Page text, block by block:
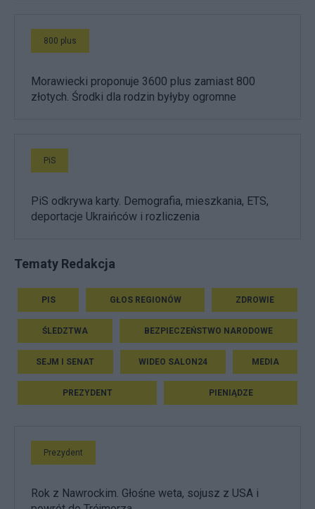
800 plus
Morawiecki proponuje 3600 plus zamiast 800
złotych. Środki dla rodzin byłyby ogromne
PiS
PiS odkrywa karty. Demografia, mieszkania, ETS,
deportacje Ukraińców i rozliczenia
Tematy Redakcja
PIS GŁOS REGIONÓW ZDROWIE
ŚLEDZTWA BEZPIECZEŃSTWO NARODOWE
SEJM I SENAT WIDEO SALON24 MEDIA
PREZYDENT PIENIĄDZE
Prezydent
Rok z Nawrockim. Głośne weta, sojusz z USA i